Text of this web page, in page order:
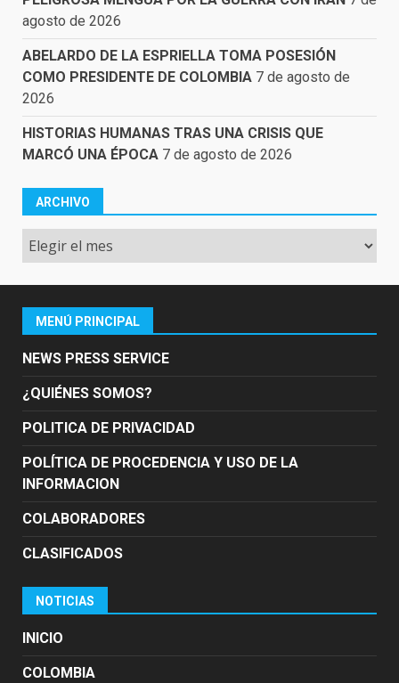
agosto de 2026
ABELARDO DE LA ESPRIELLA TOMA POSESIÓN
COMO PRESIDENTE DE COLOMBIA 7 de agosto de
2026
HISTORIAS HUMANAS TRAS UNA CRISIS QUE
MARCÓ UNA ÉPOCA 7 de agosto de 2026
ARCHIVO
Archivo
MENÚ PRINCIPAL
NEWS PRESS SERVICE
¿QUIÉNES SOMOS?
POLITICA DE PRIVACIDAD
POLÍTICA DE PROCEDENCIA Y USO DE LA
INFORMACION
COLABORADORES
CLASIFICADOS
NOTICIAS
INICIO
COLOMBIA